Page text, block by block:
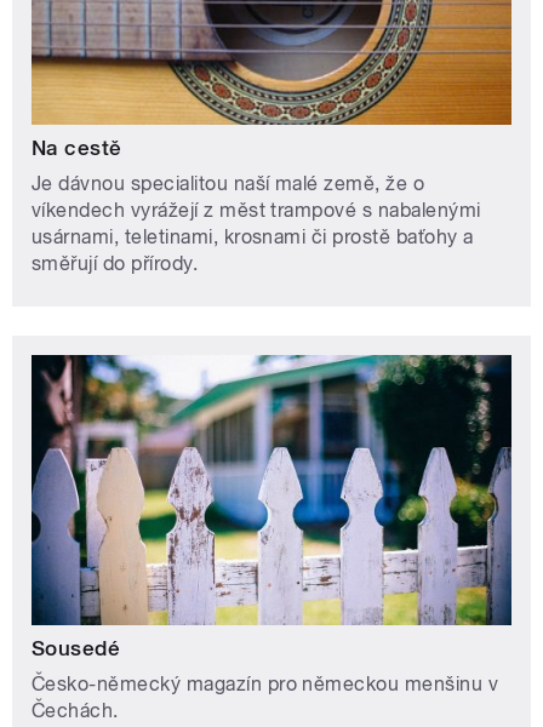
Na cestě
Je dávnou specialitou naší malé země, že o
víkendech vyrážejí z měst trampové s nabalenými
usárnami, teletinami, krosnami či prostě baťohy a
směřují do přírody.
Sousedé
Česko-německý magazín pro německou menšinu v
Čechách.